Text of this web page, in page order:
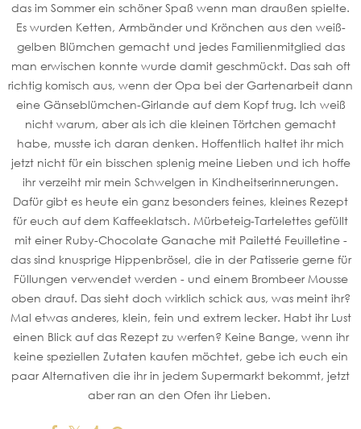
das im Sommer ein schöner Spaß wenn man draußen spielte.
Es wurden Ketten, Armbänder und Krönchen aus den weiß-
gelben Blümchen gemacht und jedes Familienmitglied das
man erwischen konnte wurde damit geschmückt. Das sah oft
richtig komisch aus, wenn der Opa bei der Gartenarbeit dann
eine Gänseblümchen-Girlande auf dem Kopf trug. Ich weiß
nicht warum, aber als ich die kleinen Törtchen gemacht
habe, musste ich daran denken. Hoffentlich haltet ihr mich
jetzt nicht für ein bisschen splenig meine Lieben und ich hoffe
ihr verzeiht mir mein Schwelgen in Kindheitserinnerungen.
Dafür gibt es heute ein ganz besonders feines, kleines Rezept
für euch auf dem Kaffeeklatsch. Mürbeteig-Tartelettes gefüllt
mit einer Ruby-Chocolate Ganache mit Pailetté Feuilletine -
das sind knusprige Hippenbrösel, die in der Patisserie gerne für
Füllungen verwendet werden - und einem Brombeer Mousse
oben drauf. Das sieht doch wirklich schick aus, was meint ihr?
Mal etwas anderes, klein, fein und extrem lecker. Habt ihr Lust
einen Blick auf das Rezept zu werfen? Keine Bange, wenn ihr
keine speziellen Zutaten kaufen möchtet, gebe ich euch ein
paar Alternativen die ihr in jedem Supermarkt bekommt, jetzt
aber ran an den Ofen ihr Lieben.